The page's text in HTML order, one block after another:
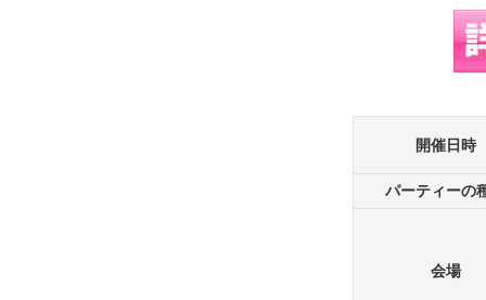
開催日時
パーティーの
会場